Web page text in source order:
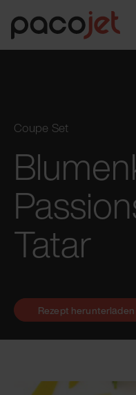
Coupe Set
Tatar
Rezept herunterladen